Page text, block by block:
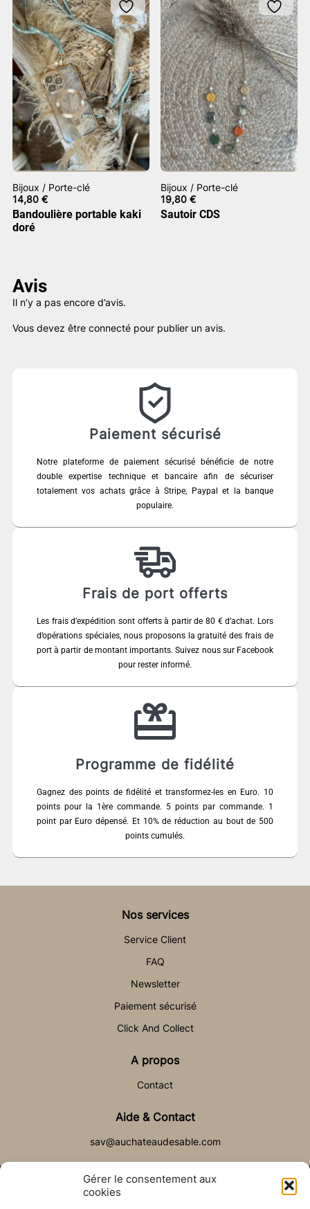
Gérer le consentement aux
cookies
Bijoux / Porte-clé
14,80 €
Bandoulière portable kaki
doré
Bijoux / Porte-clé
19,80€
Sautoir CDS
Avis
Il n’y a pas encore d’avis.
Vous devez être connecté pour publier un avis.
Paiement sécurisé
Notre plateforme de paiement sécurisé bénéficie de notre
double expertise technique et bancaire afin de sécuriser
totalement vos achats grâce à Stripe, Paypal et la banque
populaire.
Frais de port offerts
Les frais d’expédition sont offerts à partir de 80 € d’achat. Lors
d’opérations spéciales, nous proposons la gratuité des frais de
port à partir de montant importants. Suivez nous sur Facebook
pour rester informé.
Programme de fidélité
Gagnez des points de fidélité et transformez-les en Euro. 10
points pour la 1ère commande. 5 points par commande. 1
point par Euro dépensé. Et 10% de réduction au bout de 500
points cumulés.
Nos services
Service Client
FAQ
Newsletter
Paiement sécurisé
Click And Collect
A propos
Contact
Aide & Contact
sav@auchateaudesable.com